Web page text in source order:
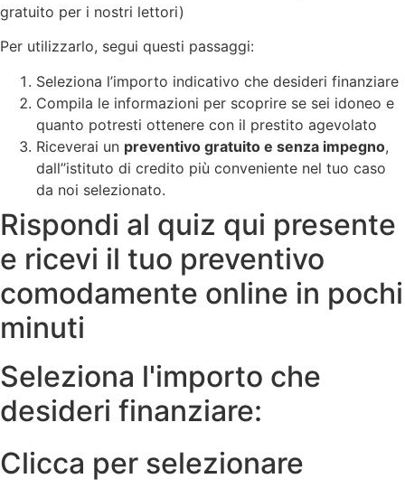
gratuito per i nostri lettori)
Per utilizzarlo, segui questi passaggi:
Seleziona l’importo indicativo che desideri finanziare
Compila le informazioni per scoprire se sei idoneo e
quanto potresti ottenere con il prestito agevolato
Riceverai un preventivo gratuito e senza impegno,
dall’’istituto di credito più conveniente nel tuo caso
da noi selezionato.
Rispondi al quiz qui presente
e ricevi il tuo preventivo
comodamente online in pochi
minuti
Seleziona l'importo che
desideri finanziare:
Clicca per selezionare